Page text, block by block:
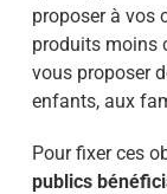
proposer à vos
produits moins
vous proposer
enfants, aux
Pour fixer ces
publics